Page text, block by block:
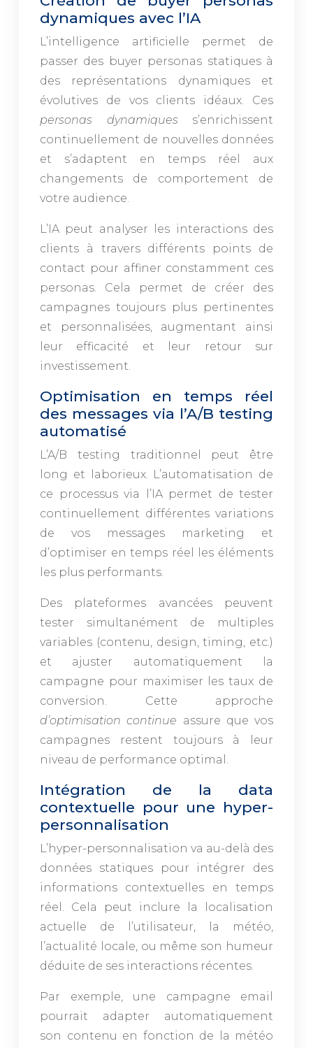
dynamiques avec l’IA
L’intelligence artificielle permet de
passer des buyer personas statiques à
des représentations dynamiques et
évolutives de vos clients idéaux. Ces
personas dynamiques s’enrichissent
continuellement de nouvelles données
et s’adaptent en temps réel aux
changements de comportement de
votre audience.
L’IA peut analyser les interactions des
clients à travers différents points de
contact pour affiner constamment ces
personas. Cela permet de créer des
campagnes toujours plus pertinentes
et personnalisées, augmentant ainsi
leur efficacité et leur retour sur
investissement.
Optimisation en temps réel
des messages via l’A/B testing
automatisé
L’A/B testing traditionnel peut être
long et laborieux. L’automatisation de
ce processus via l’IA permet de tester
continuellement différentes variations
de vos messages marketing et
d’optimiser en temps réel les éléments
les plus performants.
Des plateformes avancées peuvent
tester simultanément de multiples
variables (contenu, design, timing, etc.)
et ajuster automatiquement la
campagne pour maximiser les taux de
conversion. Cette approche
d’optimisation continue assure que vos
campagnes restent toujours à leur
niveau de performance optimal.
Intégration de la data
contextuelle pour une hyper-
personnalisation
L’hyper-personnalisation va au-delà des
données statiques pour intégrer des
informations contextuelles en temps
réel. Cela peut inclure la localisation
actuelle de l’utilisateur, la météo,
l’actualité locale, ou même son humeur
déduite de ses interactions récentes.
Par exemple, une campagne email
pourrait adapter automatiquement
son contenu en fonction de la météo